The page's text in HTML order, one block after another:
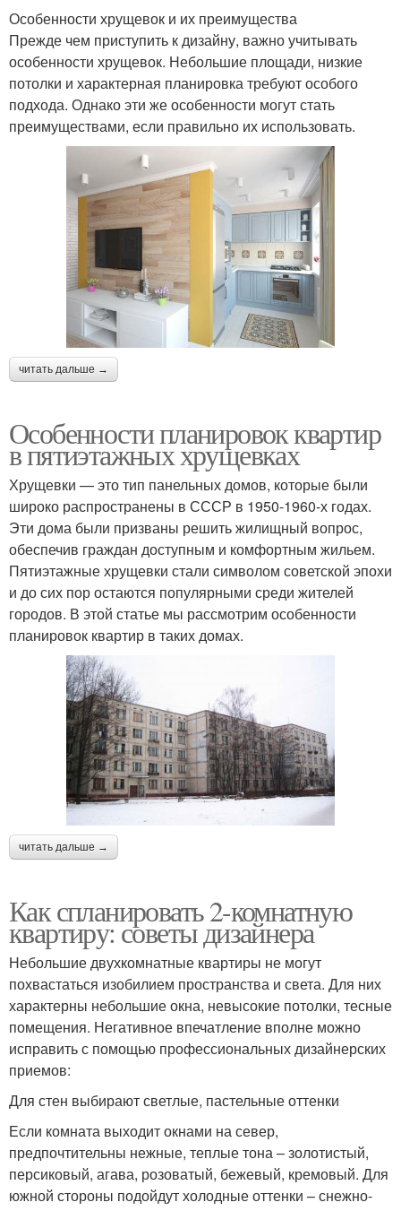
Особенности хрущевок и их преимущества
Прежде чем приступить к дизайну, важно учитывать
особенности хрущевок. Небольшие площади, низкие
потолки и характерная планировка требуют особого
подхода. Однако эти же особенности могут стать
преимуществами, если правильно их использовать.
читать дальше →
Особенности планировок квартир
в пятиэтажных хрущевках
Хрущевки — это тип панельных домов, которые были
широко распространены в СССР в 1950-1960-х годах.
Эти дома были призваны решить жилищный вопрос,
обеспечив граждан доступным и комфортным жильем.
Пятиэтажные хрущевки стали символом советской эпохи
и до сих пор остаются популярными среди жителей
городов. В этой статье мы рассмотрим особенности
планировок квартир в таких домах.
читать дальше →
Как спланировать 2-комнатную
квартиру: советы дизайнера
Небольшие двухкомнатные квартиры не могут
похвастаться изобилием пространства и света. Для них
характерны небольшие окна, невысокие потолки, тесные
помещения. Негативное впечатление вполне можно
исправить с помощью профессиональных дизайнерских
приемов:
Для стен выбирают светлые, пастельные оттенки
Если комната выходит окнами на север,
предпочтительны нежные, теплые тона – золотистый,
персиковый, агава, розоватый, бежевый, кремовый. Для
южной стороны подойдут холодные оттенки – снежно-